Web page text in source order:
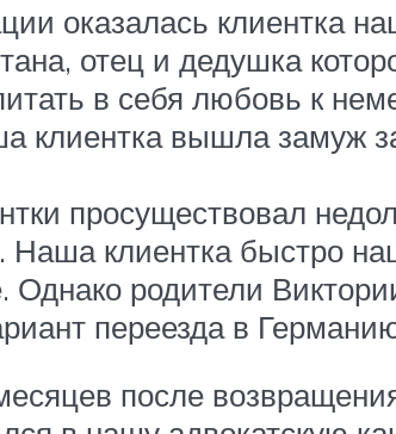
оказалась клиентка
отец и дедушка
в себя любовь к
клиентка вышла замуж
просуществовал
Наша клиентка быстро
Однако родители
переезда в
после